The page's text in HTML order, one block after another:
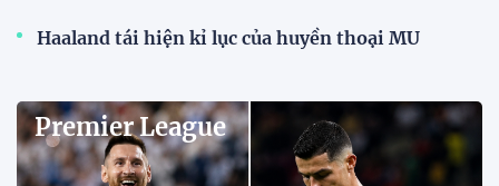
Haaland tái hiện kỉ lục của huyền thoại MU
Premier League